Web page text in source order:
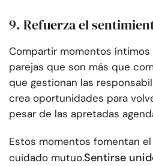
9. Refuerza el
Compartir momentos íntimos
parejas que son más que
que gestionan las
crea oportunidades para
pesar de las apretadas
Estos momentos fomentan
cuidado mutuo.Sentirse